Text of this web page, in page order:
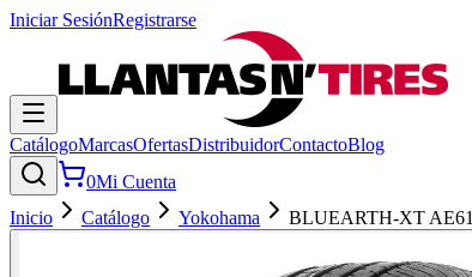
Iniciar SesiónRegistrarse
CatálogoMarcasOfertasDistribuidorContactoBlog
0Mi Cuenta
Inicio
Catálogo Yokohama BLUEARTH-XT AE61